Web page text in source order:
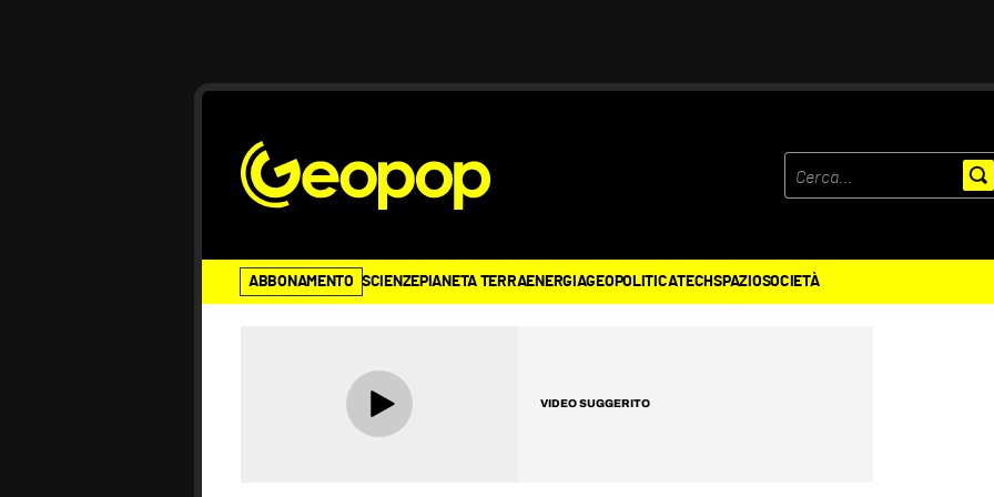
ABBONAMENTO SCIENZEPIANETA TERRAENERGIAGEOPOLITICATECHSPAZIOSOCIETÀ
VIDEO SUGGERITO